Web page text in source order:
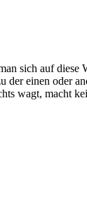
sich auf diese
einen oder
wagt, macht